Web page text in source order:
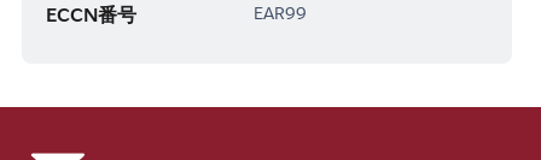
ECCN番号 EAR99